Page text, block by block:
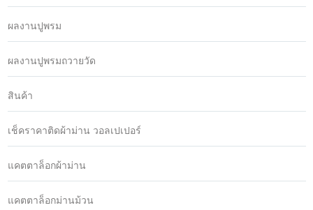
ผลงานปูพรม
ผลงานปูพรมถวายวัด
สินค้า
เช็คราคาติดผ้าม่าน วอลเปเปอร์
แคตตาล็อกผ้าม่าน
แคตตาล็อกม่านม้วน